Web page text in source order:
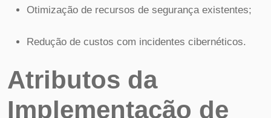
Otimização de recursos de segurança existentes;
Redução de custos com incidentes cibernéticos.
Atributos da
Implementação de